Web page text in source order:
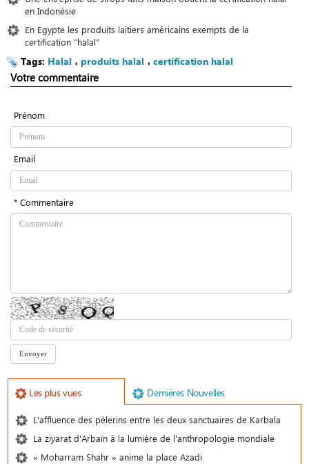
en Indonésie
En Egypte les produits laitiers américains exempts de la
certification “halal”
Tags: Halal ، produits halal ، certification halal
Votre commentaire
Prénom
Email
* Commentaire
Les plus vues Demiéres Nouvelles
L'affluence des pèlerins entre les deux sanctuaires de Karbala
La ziyarat d'Arbaïn à la lumière de l'anthropologie mondiale
« Moharram Shahr » anime la place Azadi